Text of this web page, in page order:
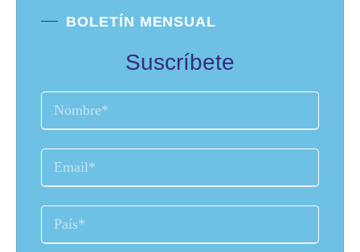
BOLETÍN MENSUAL
Suscríbete